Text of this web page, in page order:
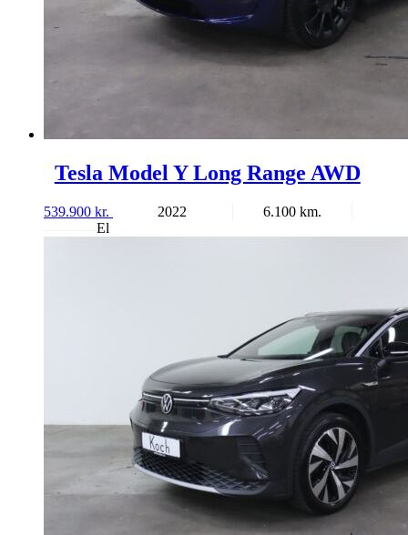
Tesla Model Y Long Range AWD
539.900 kr. 2022
6.100
El